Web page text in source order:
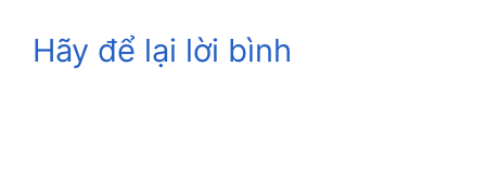
Hãy để lại lời bình